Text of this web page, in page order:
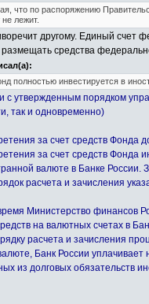
что по распоряжению
лежит.
другому. Единый счет
размещать средства
полностью инвестируется в
с утвержденным порядком
так и одновременно)
за счет средств Фонда
за счет средств Фонда
валюте в Банке России.
расчета и зачисления
Министерство финансов
на валютных счетах в
расчета и зачисления
Банк России
из долговых обязательств